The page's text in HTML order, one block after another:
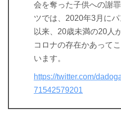
会を奪った子供への謝
ツでは、2020年3月に
以来、20歳未満の20人
コロナの存在かあって
います。
https://twitter.com/
71542579201